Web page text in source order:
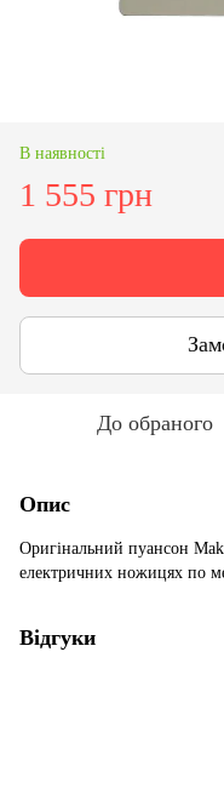
В наявності
1 555 грн
До обраного
Опис
Оригінальний пуансон
електричних ножицях по
Відгуки